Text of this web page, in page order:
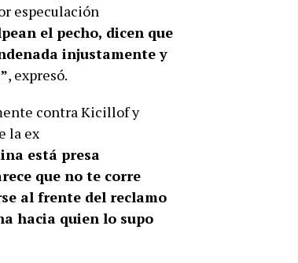
especulación
el pecho, dicen que
injustamente y
, expresó.
contra Kicillof y
la ex
está presa
que no te corre
al frente del reclamo
hacia quien lo supo